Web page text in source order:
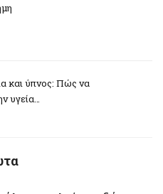
και ύπνος: Πώς να
υγεία…